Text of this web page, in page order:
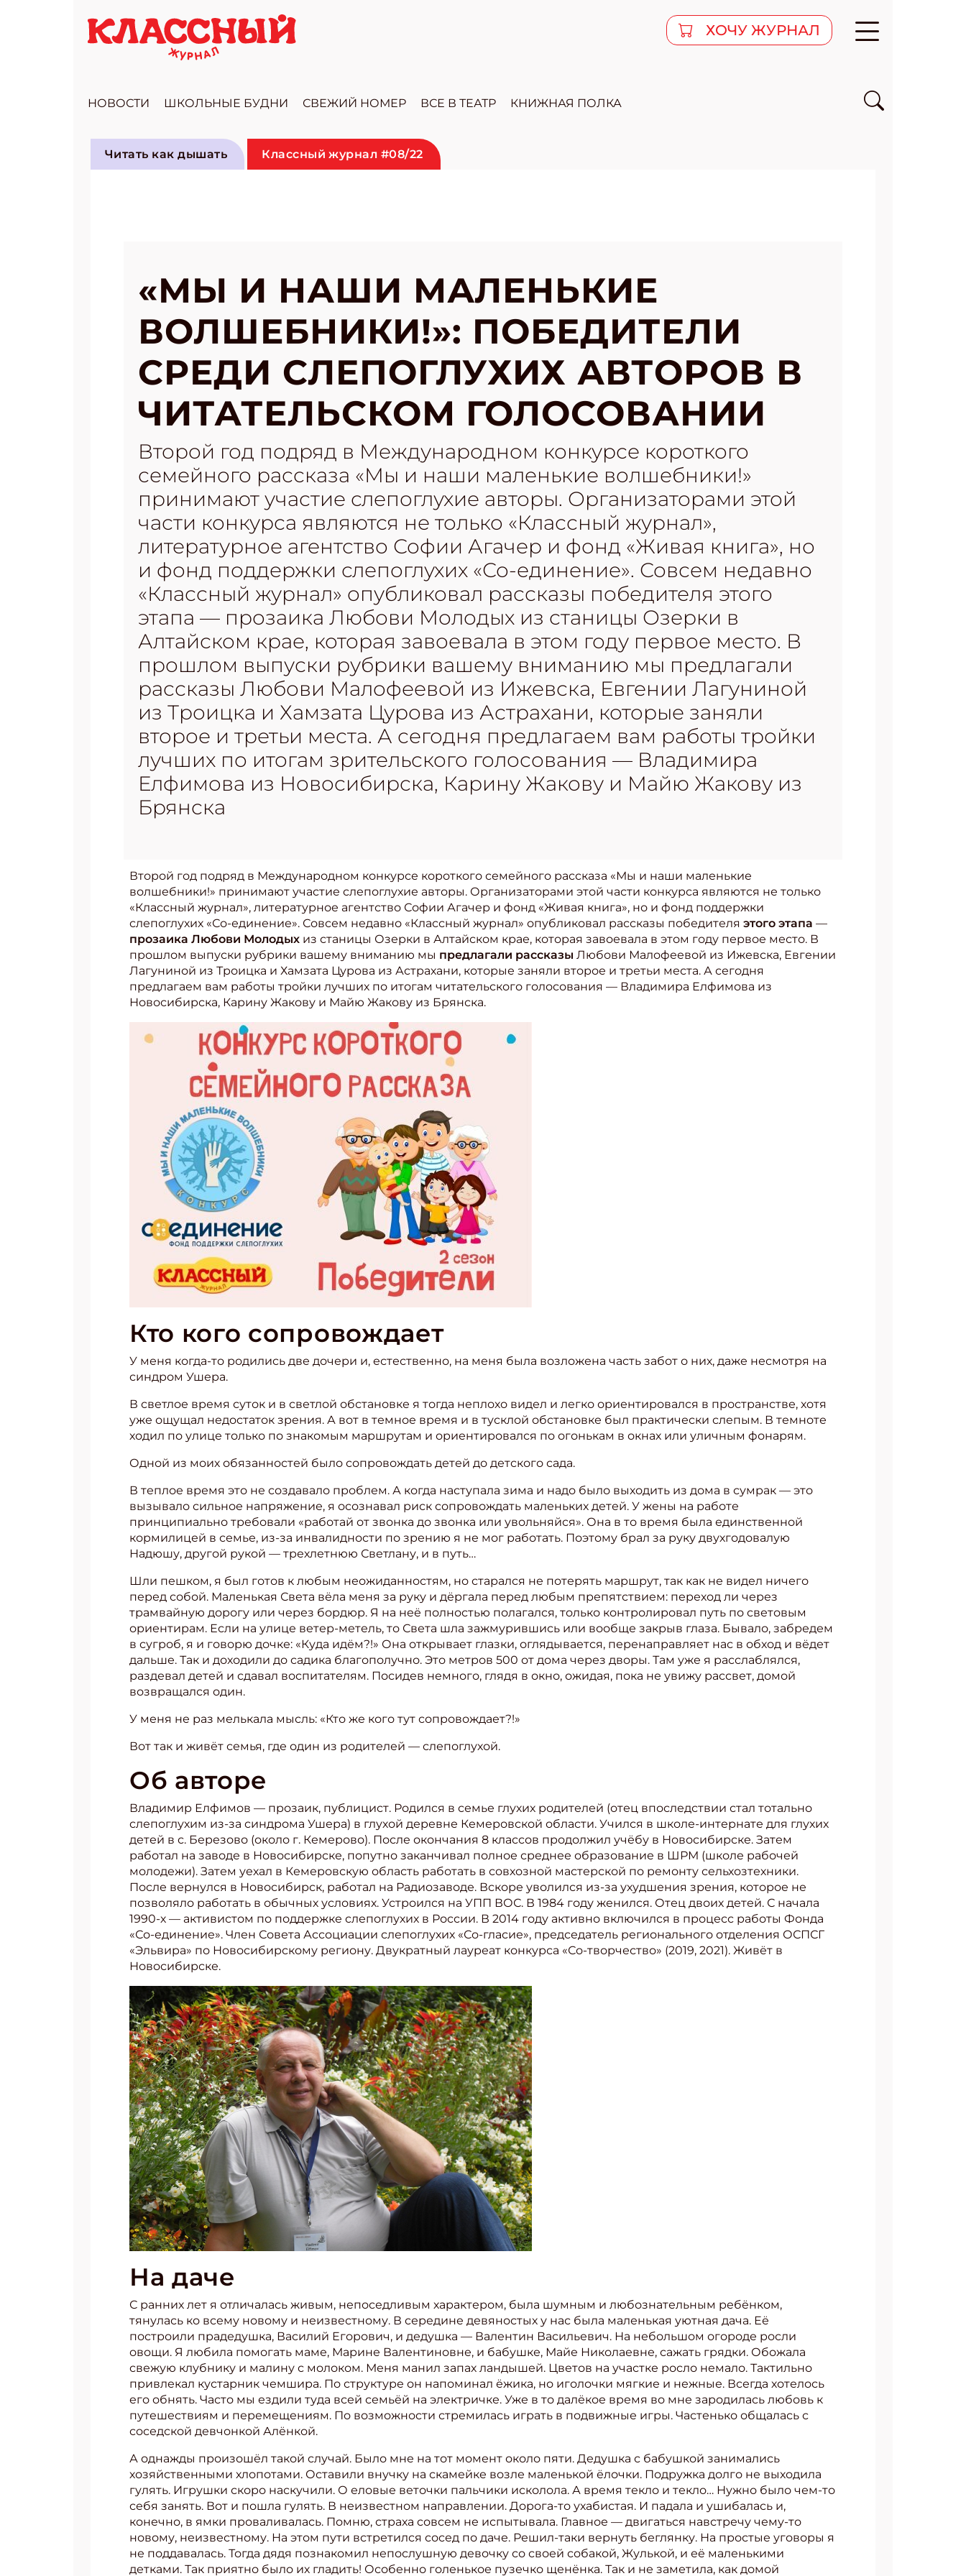
ХОЧУ ЖУРНАЛ
НОВОСТИ ШКОЛЬНЫЕ БУДНИ СВЕЖИЙ НОМЕР ВСЕ В ТЕАТР КНИЖНАЯ ПОЛКА
Читать как дышать Классный журнал #08/22
«МЫ И НАШИ МАЛЕНЬКИЕ
ВОЛШЕБНИКИ!»: ПОБЕДИТЕЛИ
СРЕДИ СЛЕПОГЛУХИХ АВТОРОВ В
ЧИТАТЕЛЬСКОМ ГОЛОСОВАНИИ
Второй год подряд в Международном конкурсе короткого
семейного рассказа «Мы и наши маленькие волшебники!»
принимают участие слепоглухие авторы. Организаторами этой
части конкурса являются не только «Классный журнал»,
литературное агентство Софии Агачер и фонд «Живая книга», но
и фонд поддержки слепоглухих «Со-единение». Совсем недавно
«Классный журнал» опубликовал рассказы победителя этого
этапа — прозаика Любови Молодых из станицы Озерки в
Алтайском крае, которая завоевала в этом году первое место. В
прошлом выпуски рубрики вашему вниманию мы предлагали
рассказы Любови Малофеевой из Ижевска, Евгении Лагуниной
из Троицка и Хамзата Цурова из Астрахани, которые заняли
второе и третьи места. А сегодня предлагаем вам работы тройки
лучших по итогам зрительского голосования — Владимира
Елфимова из Новосибирска, Карину Жакову и Майю Жакову из
Брянска
Второй год подряд в Международном конкурсе короткого семейного рассказа «Мы и наши маленькие
волшебники!» принимают участие слепоглухие авторы. Организаторами этой части конкурса являются не только
«Классный журнал», литературное агентство Софии Агачер и фонд «Живая книга», но и фонд поддержки
слепоглухих «Со-единение». Совсем недавно «Классный журнал» опубликовал рассказы победителя этого этапа —
прозаика Любови Молодых из станицы Озерки в Алтайском крае, которая завоевала в этом году первое место. В
прошлом выпуски рубрики вашему вниманию мы предлагали рассказы Любови Малофеевой из Ижевска, Евгении
Лагуниной из Троицка и Хамзата Цурова из Астрахани, которые заняли второе и третьи места. А сегодня
предлагаем вам работы тройки лучших по итогам читательского голосования — Владимира Елфимова из
Новосибирска, Карину Жакову и Майю Жакову из Брянска.
Кто кого сопровождает
У меня когда-то родились две дочери и, естественно, на меня была возложена часть забот о них, даже несмотря на
синдром Ушера.
В светлое время суток и в светлой обстановке я тогда неплохо видел и легко ориентировался в пространстве, хотя
уже ощущал недостаток зрения. А вот в темное время и в тусклой обстановке был практически слепым. В темноте
ходил по улице только по знакомым маршрутам и ориентировался по огонькам в окнах или уличным фонарям.
Одной из моих обязанностей было сопровождать детей до детского сада.
В теплое время это не создавало проблем. А когда наступала зима и надо было выходить из дома в сумрак — это
вызывало сильное напряжение, я осознавал риск сопровождать маленьких детей. У жены на работе
принципиально требовали «работай от звонка до звонка или увольняйся». Она в то время была единственной
кормилицей в семье, из-за инвалидности по зрению я не мог работать. Поэтому брал за руку двухгодовалую
Надюшу, другой рукой — трехлетнюю Светлану, и в путь…
Шли пешком, я был готов к любым неожиданностям, но старался не потерять маршрут, так как не видел ничего
перед собой. Маленькая Света вёла меня за руку и дёргала перед любым препятствием: переход ли через
трамвайную дорогу или через бордюр. Я на неё полностью полагался, только контролировал путь по световым
ориентирам. Если на улице ветер-метель, то Света шла зажмурившись или вообще закрыв глаза. Бывало, забредем
в сугроб, я и говорю дочке: «Куда идём?!» Она открывает глазки, оглядывается, перенаправляет нас в обход и вёдет
дальше. Так и доходили до садика благополучно. Это метров 500 от дома через дворы. Там уже я расслаблялся,
раздевал детей и сдавал воспитателям. Посидев немного, глядя в окно, ожидая, пока не увижу рассвет, домой
возвращался один.
У меня не раз мелькала мысль: «Кто же кого тут сопровождает?!»
Вот так и живёт семья, где один из родителей — слепоглухой.
Об авторе
Владимир Елфимов — прозаик, публицист. Родился в семье глухих родителей (отец впоследствии стал тотально
слепоглухим из-за синдрома Ушера) в глухой деревне Кемеровской области. Учился в школе-интернате для глухих
детей в с. Березово (около г. Кемерово). После окончания 8 классов продолжил учёбу в Новосибирске. Затем
работал на заводе в Новосибирске, попутно заканчивал полное среднее образование в ШРМ (школе рабочей
молодежи). Затем уехал в Кемеровскую область работать в совхозной мастерской по ремонту сельхозтехники.
После вернулся в Новосибирск, работал на Радиозаводе. Вскоре уволился из-за ухудшения зрения, которое не
позволяло работать в обычных условиях. Устроился на УПП ВОС. В 1984 году женился. Отец двоих детей. С начала
1990-х — активистом по поддержке слепоглухих в России. В 2014 году активно включился в процесс работы Фонда
«Со-единение». Член Совета Ассоциации слепоглухих «Со-гласие», председатель регионального отделения ОСПСГ
«Эльвира» по Новосибирскому региону. Двукратный лауреат конкурса «Со-творчество» (2019, 2021). Живёт в
Новосибирске.
На даче
С ранних лет я отличалась живым, непоседливым характером, была шумным и любознательным ребёнком,
тянулась ко всему новому и неизвестному. В середине девяностых у нас была маленькая уютная дача. Её
построили прадедушка, Василий Егорович, и дедушка — Валентин Васильевич. На небольшом огороде росли
овощи. Я любила помогать маме, Марине Валентиновне, и бабушке, Майе Николаевне, сажать грядки. Обожала
свежую клубнику и малину с молоком. Меня манил запах ландышей. Цветов на участке росло немало. Тактильно
привлекал кустарник чемшира. По структуре он напоминал ёжика, но иголочки мягкие и нежные. Всегда хотелось
его обнять. Часто мы ездили туда всей семьёй на электричке. Уже в то далёкое время во мне зародилась любовь к
путешествиям и перемещениям. По возможности стремилась играть в подвижные игры. Частенько общалась с
соседской девчонкой Алёнкой.
А однажды произошёл такой случай. Было мне на тот момент около пяти. Дедушка с бабушкой занимались
хозяйственными хлопотами. Оставили внучку на скамейке возле маленькой ёлочки. Подружка долго не выходила
гулять. Игрушки скоро наскучили. О еловые веточки пальчики исколола. А время текло и текло… Нужно было чем-то
себя занять. Вот и пошла гулять. В неизвестном направлении. Дорога-то ухабистая. И падала и ушибалась и,
конечно, в ямки проваливалась. Помню, страха совсем не испытывала. Главное — двигаться навстречу чему-то
новому, неизвестному. На этом пути встретился сосед по даче. Решил-таки вернуть беглянку. На простые уговоры я
не поддавалась. Тогда дядя познакомил непослушную девочку со своей собакой, Жулькой, и её маленькими
детками. Так приятно было их гладить! Особенно голенькое пузечко щенёнка. Так и не заметила, как домой
Подпишись на рассылку
Получи электронный "Классный журнал" в подарок!
Укажите имя
Укажите Ваш Email
ПОДПИСАТЬСЯ